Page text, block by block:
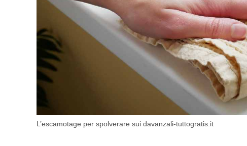
L’escamotage per spolverare sui davanzali-tuttogratis.it